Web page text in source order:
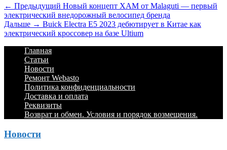
Навигация
по
записям
← Предыдущий Предыдущий
Новый концепт XAM от Malaguti — первый
электрический внедорожный велосипед бренда
Дальше → Дальше:
Buick Electra E5 2023 дебютирует в Китае как
электрический кроссовер на базе Ultium
Footer
Menu
Перейти
содержимому
Главная
Статьи
Новости
Ремонт Webasto
Политика конфиденциальности
Доставка и оплата
Реквизиты
Возврат и обмен. Условия и порядок возмещения.
Новости